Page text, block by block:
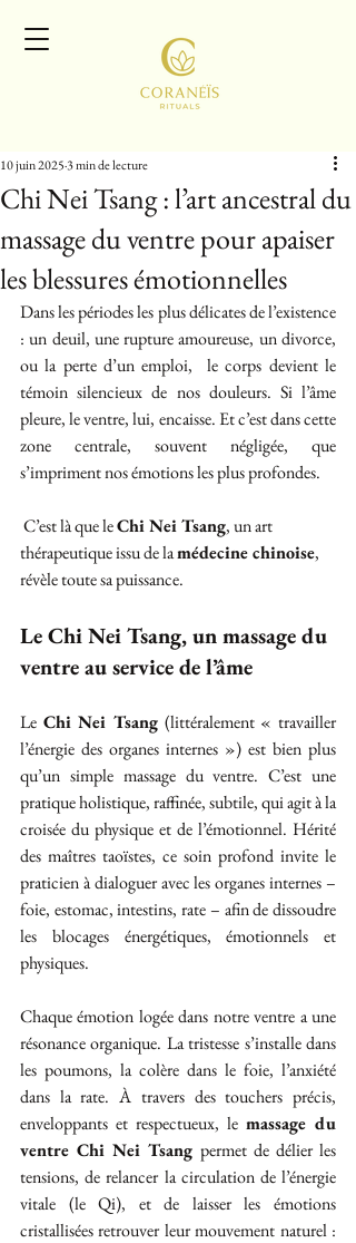
Chi Nei Tsang : l’art ancestral du
massage du ventre pour apaiser
les blessures émotionnelles
10 juin 20253 min de lecture
Dans les périodes les plus délicates de l’existence
: un deuil, une rupture amoureuse, un divorce,
ou la perte d’un emploi,  le corps devient le
témoin silencieux de nos douleurs. Si l’âme
pleure, le ventre, lui, encaisse. Et c’est dans cette
zone centrale, souvent négligée, que
s’impriment nos émotions les plus profondes.
C’est là que le Chi Nei Tsang, un art
thérapeutique issu de la médecine chinoise,
révèle toute sa puissance.
Le Chi Nei Tsang, un massage du
ventre au service de l’âme
Le Chi Nei Tsang (littéralement « travailler
l’énergie des organes internes ») est bien plus
qu’un simple massage du ventre. C’est une
pratique holistique, raffinée, subtile, qui agit à la
croisée du physique et de l’émotionnel. Hérité
des maîtres taoïstes, ce soin profond invite le
praticien à dialoguer avec les organes internes –
foie, estomac, intestins, rate – afin de dissoudre
les blocages énergétiques, émotionnels et
physiques.
Chaque émotion logée dans notre ventre a une
résonance organique. La tristesse s’installe dans
les poumons, la colère dans le foie, l’anxiété
dans la rate. À travers des touchers précis,
enveloppants et respectueux, le massage du
ventre Chi Nei Tsang permet de délier les
tensions, de relancer la circulation de l’énergie
vitale (le Qi), et de laisser les émotions
cristallisées retrouver leur mouvement naturel :